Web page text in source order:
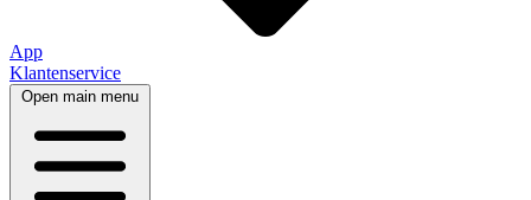
App
Klantenservice
Open main menu